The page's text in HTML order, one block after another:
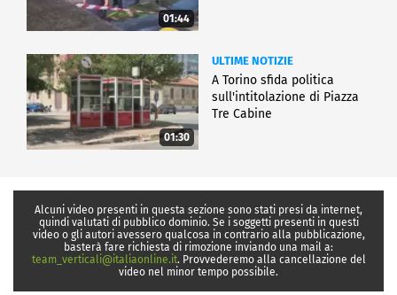
01:44
01:30
ULTIME NOTIZIE
A Torino sfida politica
sull'intitolazione di Piazza
Tre Cabine
Alcuni video presenti in questa sezione sono stati presi da internet,
quindi valutati di pubblico dominio. Se i soggetti presenti in questi
video o gli autori avessero qualcosa in contrario alla pubblicazione,
basterà fare richiesta di rimozione inviando una mail a:
team_verticali@italiaonline.it. Provvederemo alla cancellazione del
video nel minor tempo possibile.